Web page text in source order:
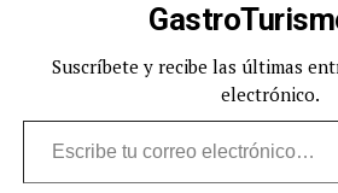
Suscríbete y recibe las últimas
electrónico.
Escribe tu correo electrónico…